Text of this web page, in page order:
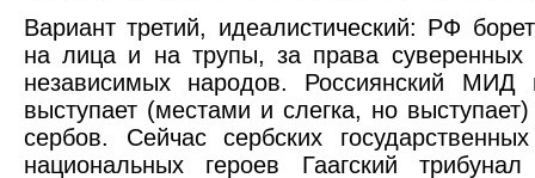
Вариант третий, идеалистический: РФ
на лица и на трупы, за права суверенных
независимых народов. Россиянский МИД
выступает (местами и слегка, но
сербов. Сейчас сербских
национальных героев Гаагский